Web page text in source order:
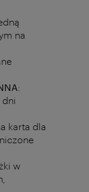
na
:
dni
karta dla
w